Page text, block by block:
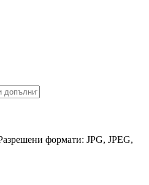
формати: JPG, JPEG,